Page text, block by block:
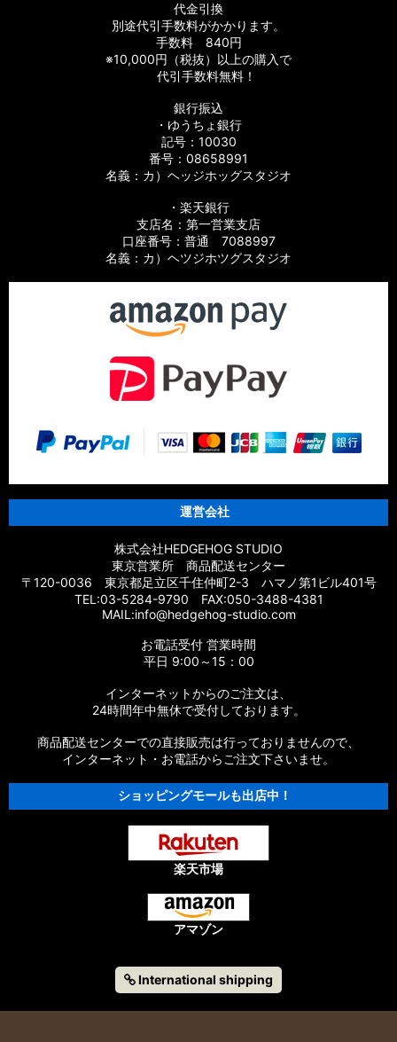
代金引換
別途代引手数料がかかります。
手数料 840円
※10,000円（税抜）以上の購入で
代引手数料無料！
銀行振込
・ゆうちょ銀行
記号：10030
番号：08658991
名義：カ）ヘッジホッグスタジオ
・楽天銀行
支店名：第一営業支店
口座番号：普通 7088997
名義：カ）ヘツジホツグスタジオ
運営会社
株式会社HEDGEHOG STUDIO
東京営業所 商品配送センター
〒120-0036 東京都足立区千住仲町2-3 ハマノ第1ビル401号
TEL:03-5284-9790 FAX:050-3488-4381
MAIL:info@hedgehog-studio.com
お電話受付 営業時間
平日 9:00～15：00
インターネットからのご注文は、
24時間年中無休で受付しております。
商品配送センターでの直接販売は行っておりませんので、
インターネット・お電話からご注文下さいませ。
ショッピングモールも出店中！
楽天市場
アマゾン
International shipping